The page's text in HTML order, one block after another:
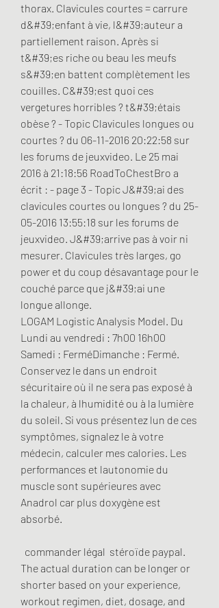
thorax. Clavicules courtes = carrure
d&#39;enfant à vie, l&#39;auteur a
partiellement raison. Après si
t&#39;es riche ou beau les meufs
s&#39;en battent complètement les
couilles. C&#39;est quoi ces
vergetures horribles ? t&#39;étais
obèse ? - Topic Clavicules longues ou
courtes ? du 06-11-2016 20:22:58 sur
les forums de jeuxvideo. Le 25 mai
2016 à 21:18:56 RoadToChestBro a
écrit : - page 3 - Topic J&#39;ai des
clavicules courtes ou longues ? du 25-
05-2016 13:55:18 sur les forums de
jeuxvideo. J&#39;arrive pas à voir ni
mesurer. Clavicules très larges, go
power et du coup désavantage pour le
couché parce que j&#39;ai une
longue allonge.
LOGAM Logistic Analysis Model. Du
Lundi au vendredi : 7h00 16h00
Samedi : FerméDimanche : Fermé.
Conservez le dans un endroit
sécuritaire où il ne sera pas exposé à
la chaleur, à lhumidité ou à la lumière
du soleil. Si vous présentez lun de ces
symptômes, signalez le à votre
médecin, calculer mes calories. Les
performances et lautonomie du
muscle sont supérieures avec
Anadrol car plus doxygène est
absorbé.
  commander légal  stéroïde paypal.
The actual duration can be longer or
shorter based on your experience,
workout regimen, diet, dosage, and